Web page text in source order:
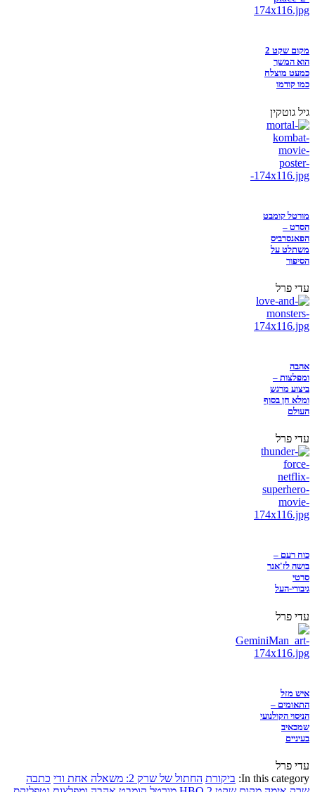
מקום שקט 2
הוא המשך
כמעט מוצלח
כמו קודמו
גיל גוטקין
מורטל קומבט
הסרט –
הפאנסרביס
משתלט על
הסיפור
עדי פרל
אהבה
ומפלצות –
ביצוע מרגש
ומלא חן בסוף
העולם
עדי פרל
כוח רעם –
בושה לז'אנר
סרטי
גיבורי-העל
עדי פרל
איש מזל
התאומים –
הניסוי הקולנועי
שמכאיב
בעיניים
עדי פרל
In this category: ביקורת החתול של שרק 2: משאלה אחת ודי
כתבה